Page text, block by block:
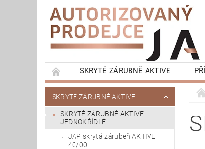
SKRYTÉ ZÁRUBNĚ AKTIVE
KONTRA ZÁRUBNĚ LATENTE
KOMPLETNÍ BALÍČKY - SKRYTÉ ZÁRUBNĚ
SKRYTÉ ZÁRUBNĚ AKTIVE
SKRYTÉ ZÁRUBNĚ AKTIVE -
JEDNOKŘÍDLÉ
JAP skrytá zárubeň AKTIVE
40/00